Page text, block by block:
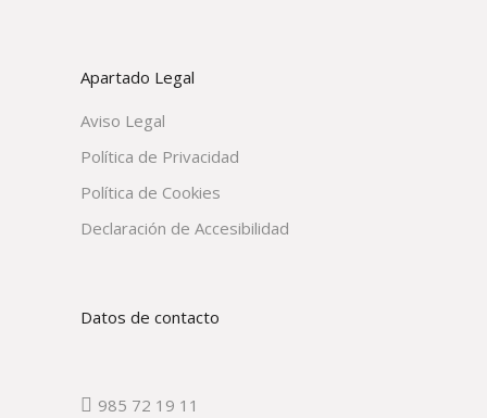
Apartado Legal
Aviso Legal
Política de Privacidad
Política de Cookies
Declaración de Accesibilidad
Datos de contacto
985 72 19 11